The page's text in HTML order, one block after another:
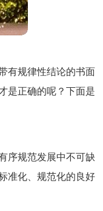
有规律性结论的书面
是正确的呢？下面是
序规范发展中不可缺
准化、规范化的良好